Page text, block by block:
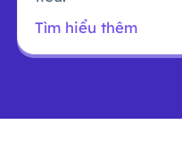
Tìm hiểu thêm